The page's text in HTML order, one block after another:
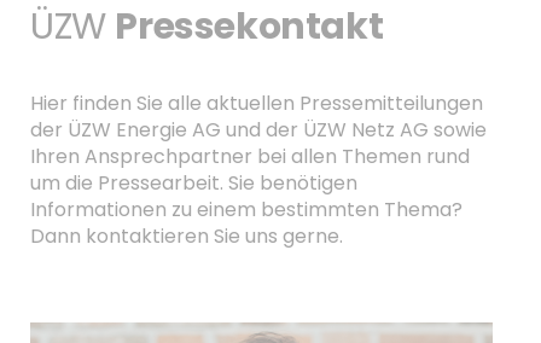
ÜZW Pressekontakt
Hier finden Sie alle aktuellen Pressemitteilungen
der ÜZW Energie AG und der ÜZW Netz AG sowie
Ihren Ansprechpartner bei allen Themen rund
um die Pressearbeit. Sie benötigen
Informationen zu einem bestimmten Thema?
Dann kontaktieren Sie uns gerne.